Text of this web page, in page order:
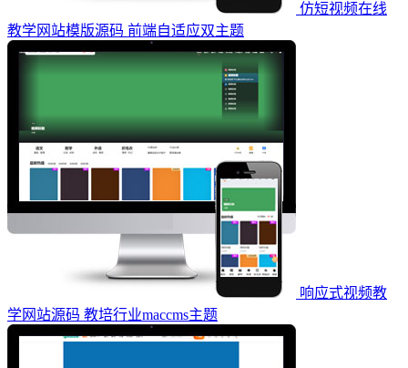
仿短视频在线
教学网站模版源码 前端自适应双主题
响应式视频教
学网站源码 教培行业maccms主题